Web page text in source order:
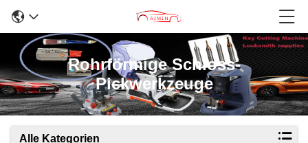
Rohrförmige Schloss-
Pickwerkzeuge
Alle Kategorien